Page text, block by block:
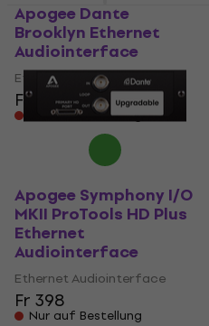
Apogee Dante
Brooklyn Ethernet
Audiointerface
Ethernet Audiointerface
Fr 879
Nur auf Bestellung
Apogee Symphony I/O
MKII ProTools HD Plus
Ethernet
Audiointerface
Ethernet Audiointerface
Fr 398
Nur auf Bestellung